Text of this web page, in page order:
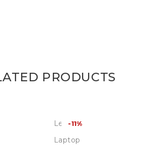
PRODUCTS
-11%
Lenovo
Laptop